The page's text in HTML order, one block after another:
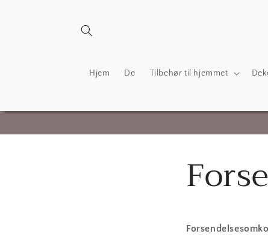
Hjem De Tilbehør til hjemmet